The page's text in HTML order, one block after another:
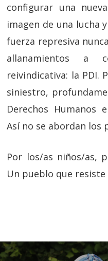
configurar una
imagen de una lucha
fuerza represiva
allanamientos a
reivindicativa: la PDI.
siniestro,
Derechos Humanos
Así no se abordan los
Por los/as niños/as,
Un pueblo que